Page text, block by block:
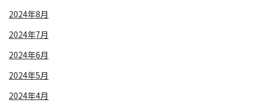
2024年8月
2024年7月
2024年6月
2024年5月
2024年4月